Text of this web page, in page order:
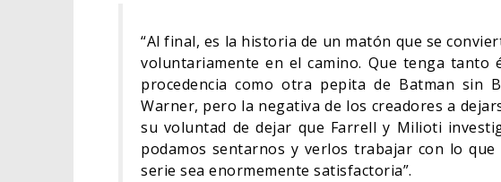
“Al final, es la historia de un matón que se
voluntariamente en el camino. Que tenga tanto
procedencia como otra pepita de Batman sin
Warner, pero la negativa de los creadores a
su voluntad de dejar que Farrell y Milioti
podamos sentarnos y verlos trabajar con lo
serie sea enormemente satisfactoria”.